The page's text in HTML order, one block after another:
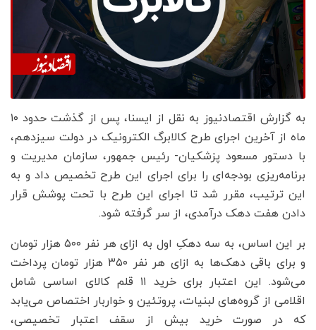
به گزارش اقتصادنیوز به نقل از ایسنا، پس از گذشت حدود ۱۰
ماه از آخرین اجرای طرح کالابرگ الکترونیک در دولت سیزدهم،
با دستور مسعود پزشکیان- رئیس جمهور، سازمان مدیریت و
برنامه‌ریزی بودجه‌ای را برای اجرای این طرح تخصیص داد و به
این ترتیب، مقرر شد تا اجرای این طرح با تحت پوشش قرار
دادن هفت دهک درآمدی، از سر گرفته شود.
بر این اساس، به سه دهکِ اول به ازای هر نفر ۵۰۰ هزار تومان
و برای باقی دهک‌ها به ازای هر نفر ۳۵۰ هزار تومان پرداخت
می‌شود. این اعتبار برای خرید ۱۱ قلم کالای اساسی شامل
اقلامی از گروه‌های لبنیات، پروتئین و خواربار اختصاص می‌یابد
که در صورت خرید بیش از سقف اعتبار تخصیصی،